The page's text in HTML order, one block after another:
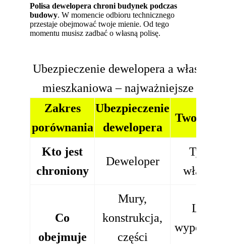
Polisa dewelopera chroni budynek podczas
budowy. W momencie odbioru technicznego
przestaje obejmować twoje mienie. Od tego
momentu musisz zadbać o własną polisę.
Ubezpieczenie dewelopera a własna
mieszkaniowa – najważniejsze
Zakres
porównania
Ubezpieczenie
dewelopera
Twoja
Kto jest
chroniony
Deweloper
Ty jako
Co
obejmuje
Mury,
konstrukcja,
części
Lokal,